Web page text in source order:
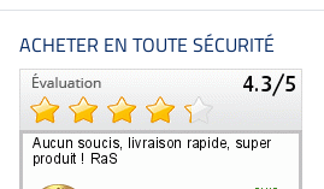
ACHETER EN TOUTE SÉCURITÉ